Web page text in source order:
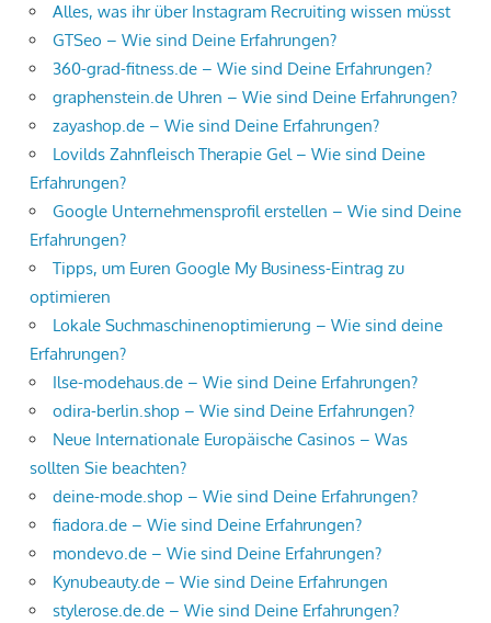
Alles, was ihr über Instagram Recruiting wissen müsst
GTSeo – Wie sind Deine Erfahrungen?
360-grad-fitness.de – Wie sind Deine Erfahrungen?
graphenstein.de Uhren – Wie sind Deine Erfahrungen?
zayashop.de – Wie sind Deine Erfahrungen?
Lovilds Zahnfleisch Therapie Gel – Wie sind Deine
Erfahrungen?
Google Unternehmensprofil erstellen – Wie sind Deine
Erfahrungen?
Tipps, um Euren Google My Business-Eintrag zu
optimieren
Lokale Suchmaschinenoptimierung – Wie sind deine
Erfahrungen?
Ilse-modehaus.de – Wie sind Deine Erfahrungen?
odira-berlin.shop – Wie sind Deine Erfahrungen?
Neue Internationale Europäische Casinos – Was
sollten Sie beachten?
deine-mode.shop – Wie sind Deine Erfahrungen?
fiadora.de – Wie sind Deine Erfahrungen?
mondevo.de – Wie sind Deine Erfahrungen?
Kynubeauty.de – Wie sind Deine Erfahrungen
stylerose.de.de – Wie sind Deine Erfahrungen?